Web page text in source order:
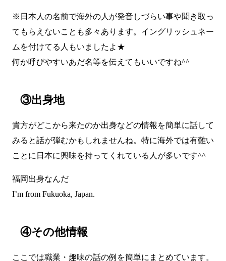
※日本人の名前で海外の人が発音しづらい事や聞き取っ
てもらえないことも多々あります。イングリッシュネー
ムを付けてる人もいましたよ★
何か呼びやすいあだ名等を伝えてもいいですね^^
③出身地
貴方がどこから来たのか出身などの情報を簡単に話して
みると話が弾むかもしれませんね。特に海外では有難い
ことに日本に興味を持ってくれている人が多いです^^
福岡出身なんだ
I’m from Fukuoka, Japan.
④その他情報
ここでは職業・趣味の話の例を簡単にまとめています。